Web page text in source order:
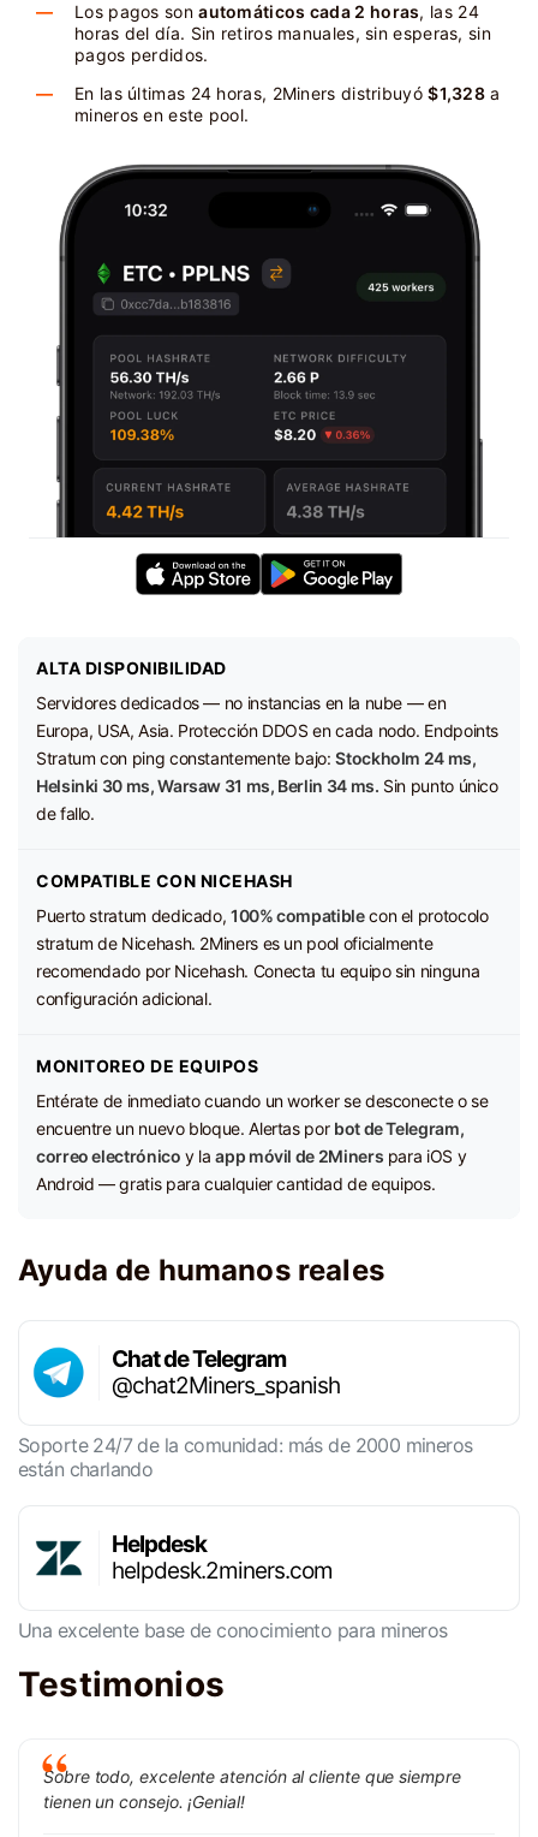
Los pagos sonautomáticos cada 2 horas, las 24
horas del día. Sin retiros manuales, sin esperas, sin
pagos perdidos.
En las últimas 24 horas, 2Miners distribuyó$1,328 a
mineros en este pool.
ALTA DISPONIBILIDAD
Servidores dedicados — no instancias en la nube — en
Europa, USA, Asia. Protección DDOS en cada nodo. Endpoints
Stratum con ping constantemente bajo:Stockholm 24 ms,
Helsinki 30 ms, Warsaw 31 ms, Berlin 34 ms. Sin punto único
de fallo.
COMPATIBLE CON NICEHASH
Puerto stratum dedicado, 100% compatiblecon el protocolo
stratum de Nicehash. 2Miners es un pool oficialmente
recomendado por Nicehash. Conecta tu equipo sin ninguna
configuración adicional.
MONITOREO DE EQUIPOS
Entérate de inmediato cuando un worker se desconecte o se
encuentre un nuevo bloque. Alertas por bot de Telegram,
correo electrónico y laapp móvil de 2Miners para iOS y
Android — gratis para cualquier cantidad de equipos.
Ayuda de humanos reales
Chat de Telegram
@chat2Miners_spanish
Soporte 24/7 de la comunidad: más de 2000 mineros
están charlando
Helpdesk
helpdesk.2miners.com
Una excelente base de conocimiento para mineros
Testimonios
Sobre todo, excelente atención al cliente que siempre
tienen un consejo. ¡Genial!